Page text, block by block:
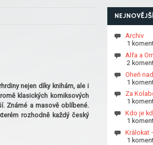
nejen díky knihám, ale i
klasických komiksových
Známé a masově oblíbené.
rozhodně každý český
Archiv
1
Alfa a
2
Oheň
1
Za
1
Kdo je
1
Králokat
1